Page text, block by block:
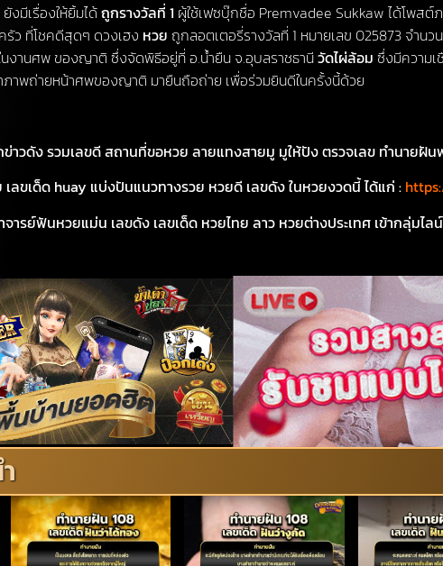
งมีเรื่องให้ยิ้มได้ถูกรางวัลที่ 1 ผู้ใช้เฟซบุ๊กชื่อ Premvadee Sukkaw ได้โพสต์
รัว ที่โชคดีสุดๆ ดวงเฮง หวย ถูกลอตเตอรี่รางวัลที่ 1 หมายเลข 025873 จำน
นงานศพ ของญาติ ซึ่งจัดพิธีอยู่ที่ อ.น้ำยืน จ.อุบลราชธานีวัดไผ่ล้อม ซึ่งมีความเ
าภาพถ่ายหน้าศพของญาติ มายืนถือถ่าย เพื่อร่วมยินดีในครั้งนี้ด้วย
าวดัง รวมเลขดี สถานที่ขอหวย ลายแทงสายมู มูให้ปัง ตรวจเลข ทำนายฝั
ขเด็ด huay แบ่งปันแนวทางรวย หวยดี เลขดัง ในหวยงวดนี้ ได้แก่ :
ารย์ฟันหวยแม่น เลขดัง เลขเด็ด หวยไทย ลาว หวยต่างประเทศ เข้ากลุ่มไ